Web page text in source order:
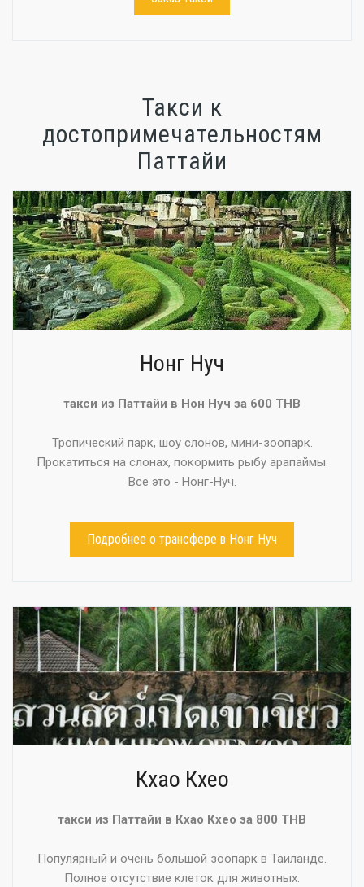
Такси к
достопримечательностям
Паттайи
Нонг Нуч
такси из Паттайи в Нон Нуч за 600 THB
Тропический парк, шоу слонов, мини-зоопарк.
Прокатиться на слонах, покормить рыбу арапаймы.
Все это - Нонг-Нуч.
Подробнее о трансфере в Нонг Нуч
Кхао Кхео
такси из Паттайи в Кхао Кхео за 800 THB
Популярный и очень большой зоопарк в Таиланде.
Полное отсутствие клеток для животных.